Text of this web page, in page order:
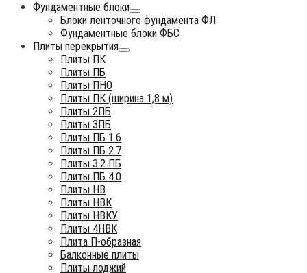
Фундаментные блоки
Блоки ленточного фундамента ФЛ
Фундаментные блоки ФБС
Плиты перекрытия
Плиты ПК
Плиты ПБ
Плиты ПНО
Плиты ПК (ширина 1,8 м)
Плиты 2ПБ
Плиты 3ПБ
Плиты ПБ 1.6
Плиты ПБ 2.7
Плиты 3.2 ПБ
Плиты ПБ 4.0
Плиты НВ
Плиты НВК
Плиты НВКУ
Плиты 4НВК
Плита П-образная
Балконные плиты
Плиты лоджий